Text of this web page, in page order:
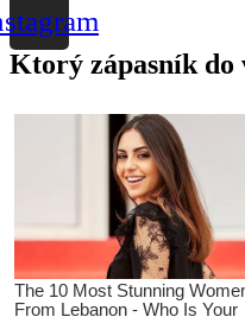
Ktorý zápasník do